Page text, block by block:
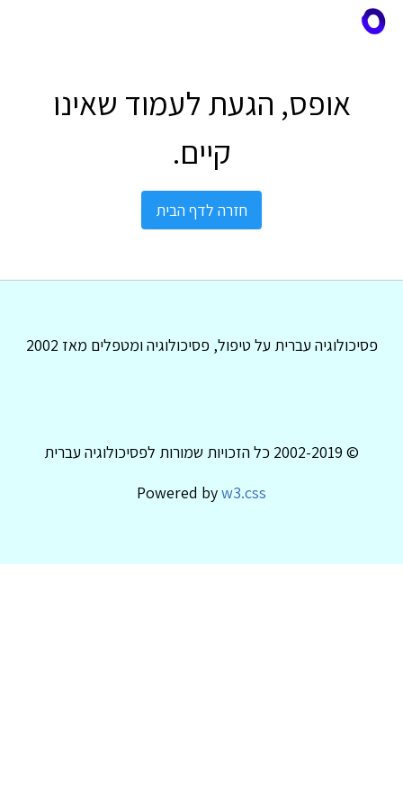
אופס, הגעת לעמוד שאינו
קיים.
חזרה לדף הבית
פסיכולוגיה עברית על טיפול, פסיכולוגיה ומטפלים מאז 2002
© 2002-2019 כל הזכויות שמורות לפסיכולוגיה עברית
Powered byw3.css